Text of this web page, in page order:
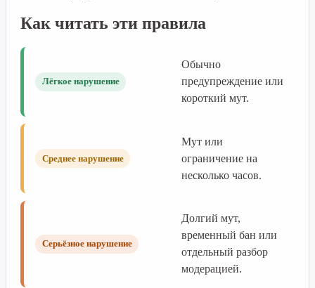
Как читать эти правила
Лёгкое нарушение
Обычно
предупреждение или
короткий мут.
Среднее нарушение
Мут или
ограничение на
несколько часов.
Серьёзное нарушение
Долгий мут,
временный бан или
отдельный разбор
модерацией.